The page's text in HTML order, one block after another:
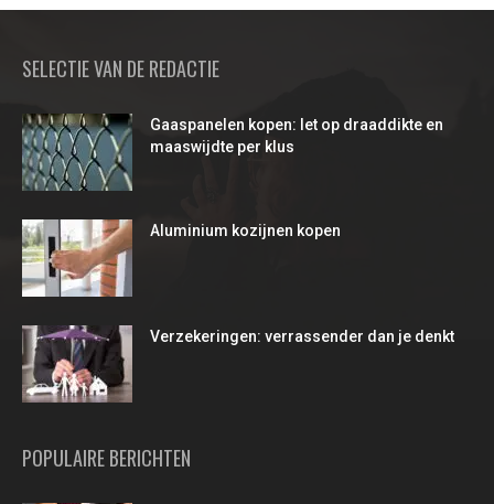
SELECTIE VAN DE REDACTIE
Gaaspanelen kopen: let op draaddikte en
maaswijdte per klus
Aluminium kozijnen kopen
Verzekeringen: verrassender dan je denkt
POPULAIRE BERICHTEN